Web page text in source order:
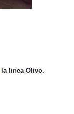
la linea Olivo.